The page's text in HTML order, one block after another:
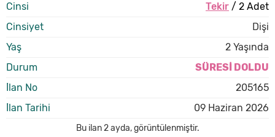
Cinsi Tekir/ 2 Adet
Cinsiyet
Dişi
Yaş
2 Yaşında
Durum
SÜRESİ DOLDU
İlan No
205165
İlan Tarihi
09 Haziran 2026
Bu ilan2 ayda,görüntülenmiştir.